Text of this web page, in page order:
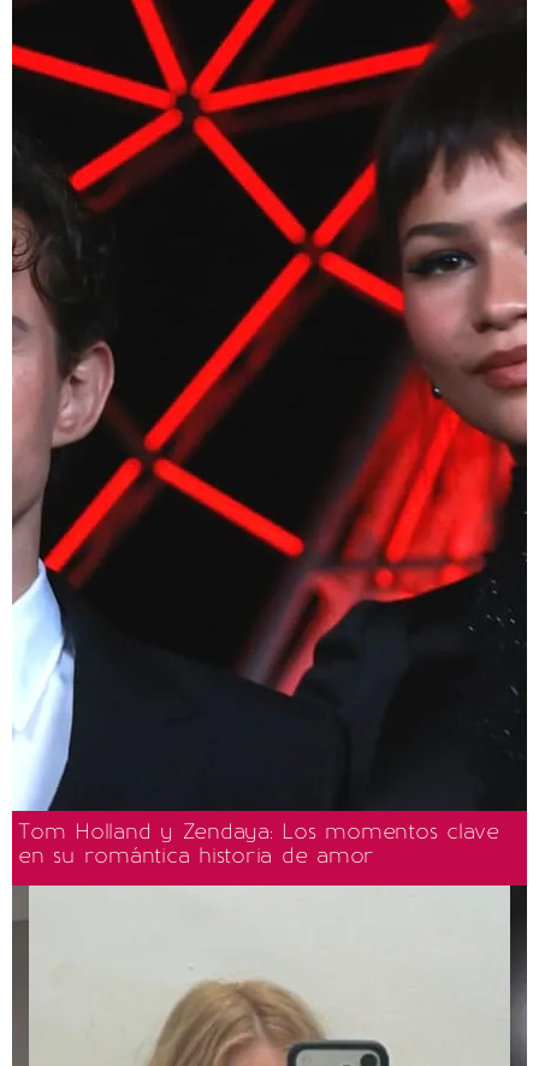
Tom Holland y Zendaya: Los momentos clave
en su romántica historia de amor